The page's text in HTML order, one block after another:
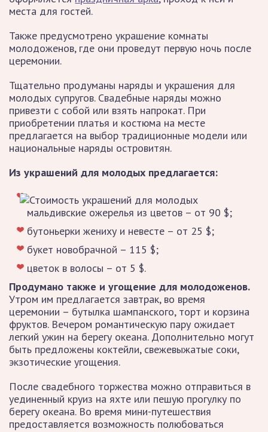
места для гостей.
Также предусмотрено украшение комнаты
молодоженов, где они проведут первую ночь после
церемонии.
Тщательно продуманы наряды и украшения для
молодых супругов. Свадебные наряды можно
привезти с собой или взять напрокат. При
приобретении платья и костюма на месте
предлагается на выбор традиционные модели или
национальные наряды островитян.
Из украшений для молодых предлагается:
мальдивские ожерелья из цветов – от 90 $;
бутоньерки жениху и невесте – от 25 $;
букет новобрачной – 115 $;
цветок в волосы – от 5 $.
Продумано также и угощение для молодоженов.
Утром им предлагается завтрак, во время
церемонии – бутылка шампанского, торт и корзина
фруктов. Вечером романтическую пару ожидает
легкий ужин на берегу океана. Дополнительно могут
быть предложены коктейли, свежевыжатые соки,
экзотические угощения.
После свадебного торжества можно отправиться в
уединенный круиз на яхте или пешую прогулку по
берегу океана. Во время мини-путешествия
предоставляется возможность полюбоваться